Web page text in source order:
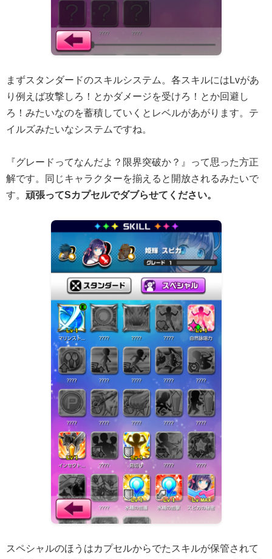
まずスタンダードのスキルシステム。各スキルにはLvがあ
り例えば攻撃しろ！とかダメージを受けろ！とか回避し
ろ！みたいなのを蓄積していくとレベルがあがります。テ
イルズみたいなシステムですね。
『グレードってなんだよ？限界突破か？』って思った方正
解です。同じキャラクターを揃えると開放されるみたいで
す。 頑張ってSカプセルでダブらせてください。
スペシャルのほうはカプセルからでたスキルが保管されて